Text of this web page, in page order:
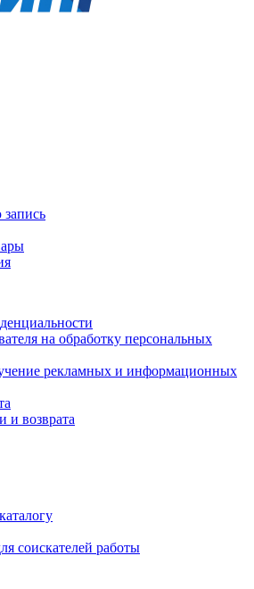
на обработку персональных
рекламных и информационных
и возврата
соискателей работы